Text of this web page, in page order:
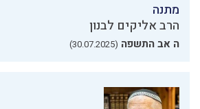
מתנה
הרב אליקים לבנון
ה אב התשפה (30.07.2025)